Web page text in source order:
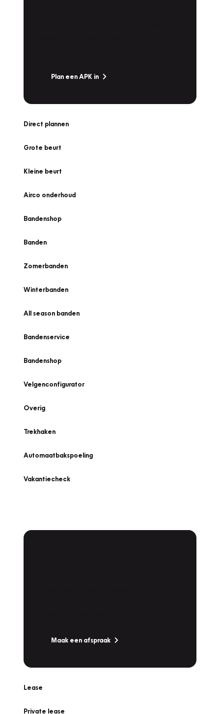
Plan een APK in
Direct plannen
Grote beurt
Kleine beurt
Airco onderhoud
Bandenshop
Banden
Zomerbanden
Winterbanden
All season banden
Bandenservice
Bandenshop
Velgenconfigurator
Overig
Trekhaken
Automaatbakspoeling
Vakantiecheck
Maak een afspraak
Lease
Private lease